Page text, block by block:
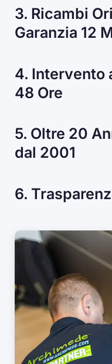
3. Ricambi
Garanzia 12
4. Intervento
48 Ore
5. Oltre 20
dal 2001
6.